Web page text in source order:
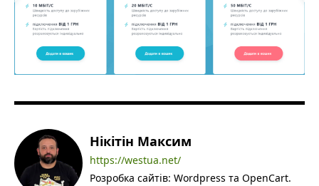
Нікітін Максим
https://westua.net/
Розробка сайтів: Wordpress та OpenCart.